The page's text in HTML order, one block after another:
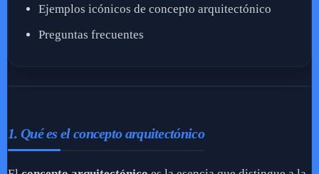
Ejemplos icónicos de concepto arquitectónico
Preguntas frecuentes
1. Qué es el concepto arquitectónico